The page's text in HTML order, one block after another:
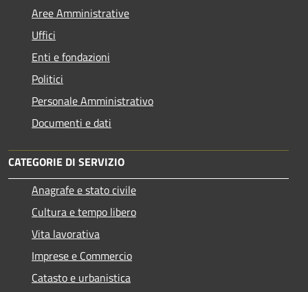
Aree Amministrative
Uffici
Enti e fondazioni
Politici
Personale Amministrativo
Documenti e dati
CATEGORIE DI SERVIZIO
Anagrafe e stato civile
Cultura e tempo libero
Vita lavorativa
Imprese e Commercio
Catasto e urbanistica